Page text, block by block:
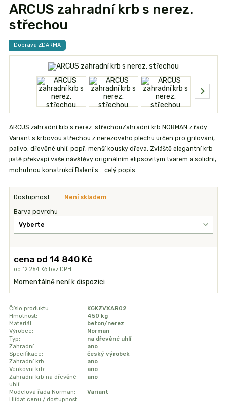
ARCUS zahradní krb s nerez.
střechou
Doprava ZDARMA
ARCUS zahradní krb s nerez. střechouZahradní krb NORMAN z řady
Variant s krbovou střechou z nerezového plechu určen pro grilování,
palivo: dřevěné uhlí, popř. menší kousky dřeva. Zvláště elegantní krb
jistě překvapí vaše návštěvy originálním elipsovitým tvarem a solidní,
mohutnou konstrukcí.Balení s... celý popis
Dostupnost Není skladem
Barva povrchu
cena od14 840 Kč
od12 264 Kč bez DPH
Momentálně není k dispozici
Číslo produktu:
KGKZVXAR02
Hmotnost:
450 kg
Materiál:
beton/nerez
Výrobce:
Norman
Typ:
na dřevěné uhlí
Zahradní:
ano
Specifikace:
český výrobek
Zahradní krb:
ano
Venkovní krb:
ano
Zahradní krb na dřevěné
uhlí:
ano
Modelová řada Norman:
Variant
Hlídat cenu / dostupnost